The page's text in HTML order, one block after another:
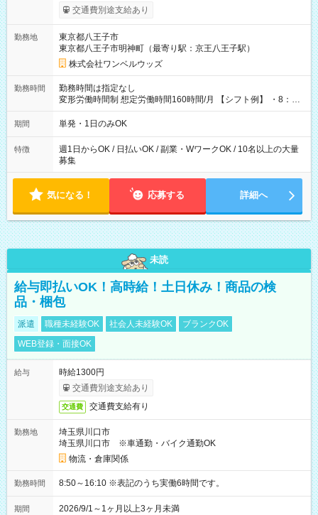
いOK！（規定あり） ┗働いたその日に現金GET♪ お仕事後はコ
ンビニATMから 日払い分を引き落とせます！ 【試用期間】試
交通費別途支給あり
勤務地
東京都八王子市
東京都八王子市明神町（最寄り駅：京王八王子駅）
株式会社ワンベルウッズ
勤務時間
勤務時間は指定なし
変形労働時間制 想定労働時間160時間/月 【シフト例】 ・8：00
～21：00
期間 単発・1日のみOK
特徴
週1日からOK / 日払いOK / 副業・WワークOK / 10名以上の大量
募集
気になる！ 応募する 詳細へ
未読
給与即払いOK！高時給！土日休み！商品の検
品・梱包
派遣 職種未経験OK 社会人未経験OK
ブランクOK
WEB登録・面接OK
給与
時給1300円
交通費別途支給あり
交通費 交通費支給有り
勤務地
埼玉県川口市
埼玉県川口市 ※車通勤・バイク通勤OK
物流・倉庫関係
勤務時間 8:50～16:10 ※表記のうち実働6時間です。
期間 2026/9/1～1ヶ月以上3ヶ月未満